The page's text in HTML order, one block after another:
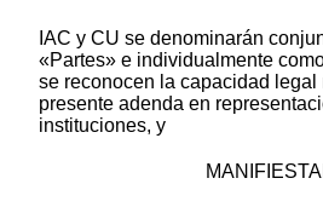
IAC y CU se denominarán
«Partes» e individualmente
se reconocen la capacidad legal
presente adenda en
instituciones, y